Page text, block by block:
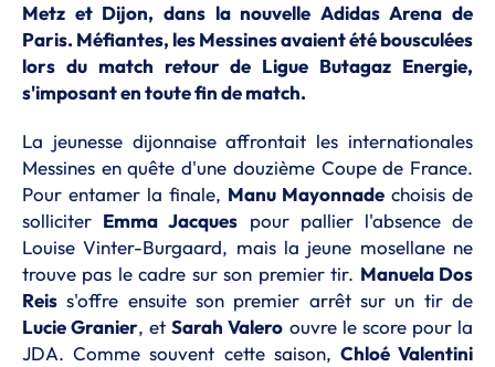
Metz et Dijon, dans la nouvelle Adidas Arena de
Paris. Méfiantes, les Messines avaient été bousculées
lors du match retour de Ligue Butagaz Energie,
s'imposant en toute fin de match.
La jeunesse dijonnaise affrontait les internationales
Messines en quête d'une douzième Coupe de France.
Pour entamer la finale, Manu Mayonnade choisis de
solliciter Emma Jacques pour pallier l'absence de
Louise Vinter-Burgaard, mais la jeune mosellane ne
trouve pas le cadre sur son premier tir. Manuela Dos
Reis s'offre ensuite son premier arrêt sur un tir de
Lucie Granier, etSarah Valero ouvre le score pour la
JDA. Comme souvent cette saison, Chloé Valentini